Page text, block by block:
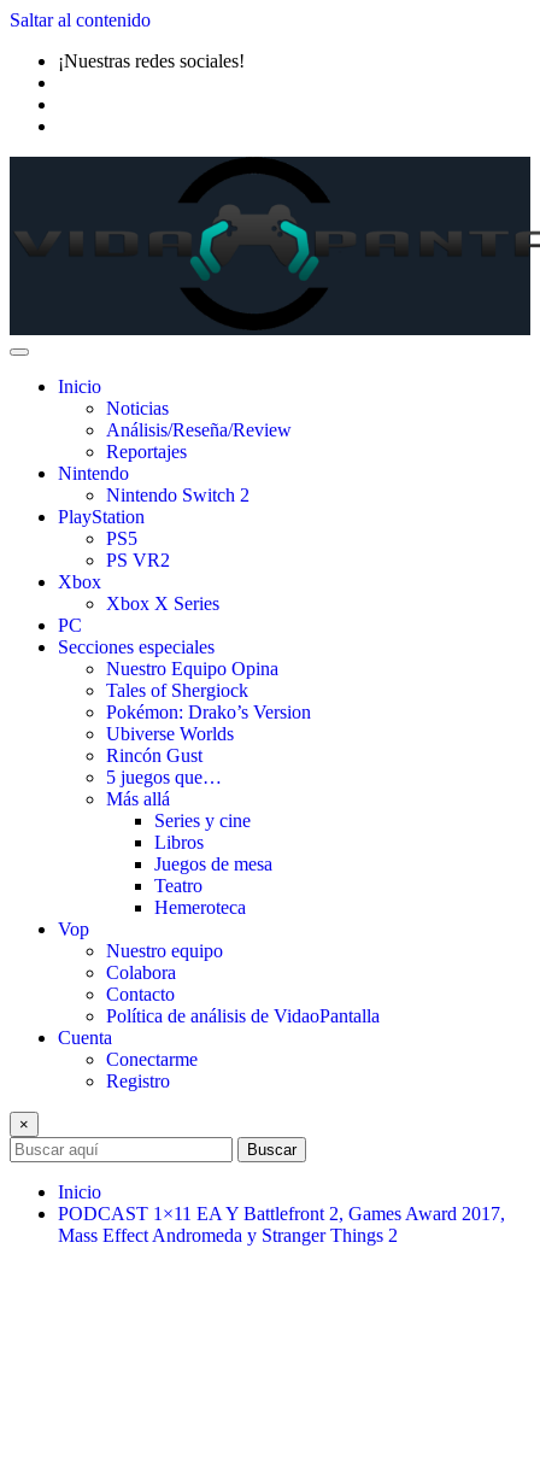
Saltar al contenido
¡Nuestras redes sociales!
Inicio
Noticias
Análisis/Reseña/Review
Reportajes
Nintendo
Nintendo Switch 2
PlayStation
PS5
PS VR2
Xbox
Xbox X Series
PC
Secciones especiales
Nuestro Equipo Opina
Tales of Shergiock
Pokémon: Drako’s Version
Ubiverse Worlds
Rincón Gust
5 juegos que…
Más allá
Series y cine
Libros
Juegos de mesa
Teatro
Hemeroteca
Vop
Nuestro equipo
Colabora
Contacto
Política de análisis de VidaoPantalla
Cuenta
Conectarme
Registro
×
Buscar
Inicio
PODCAST 1×11 EA Y Battlefront 2, Games Award 2017,
Mass Effect Andromeda y Stranger Things 2